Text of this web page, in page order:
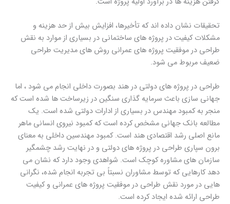
تحقیقات نشان داده اند که تأخیرها، افزایش بیش از حد هزینه و
مشکلات کیفیت در پروژه های ساختمانی در بسیاری از موارد به نقش
طراحی در موفقیت پروژه های عمرانی روش های مدیریت طراحی
ضعیف مربوط می شود.
طراحی در پروژه های دولتی در هند بصورت داخلی انجام می شود ، اما
جهانی سازی باعث سرمایه گذاری سنگین در زیرساخت ها شده است که
منجر به کمبود مهندس در بسیاری از ادارات دولتی شده است. یک
مطالعه بانک جهانی مشخص کرده است که کمبود نیروی انسانی ماهر
مانع اصلی رشد اقتصادی هند است. کمبود مهندسین داخلی به معنای
برون سپاری طراحی در پروژه های دولتی و در نهایت رشد چشمگیر
سازمان های مشاوره کوچک است. شواهدی وجود دارد که نشان می
دهد کارهایی که توسط مشاوران نسبتاً بی تجربه انجام شده، نگرانی
هایی در مورد نقش طراحی در موفقیت پروژه های عمرانی و کیفیت
طراحی ارائه شده ایجاد کرده است.